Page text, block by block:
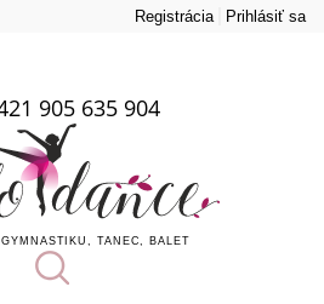
Registrácia Prihlásiť sa
905 635 904
TANEC, BALET